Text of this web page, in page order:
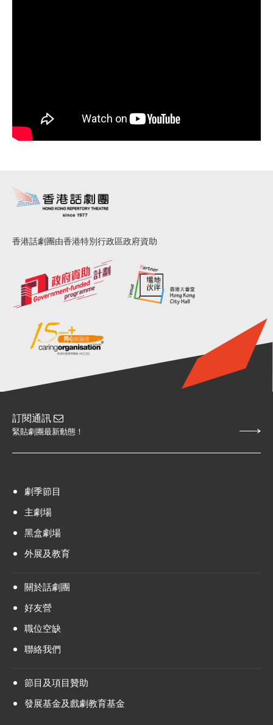
香港話劇團由香港特別行政區政府資助
訂閱通訊
緊貼劇團最新動態！
劇季節目
主劇場
黑盒劇場
外展及教育
關於話劇團
好友營
職位空缺
聯絡我們
節目及項目贊助
發展基金及戲劇教育基金